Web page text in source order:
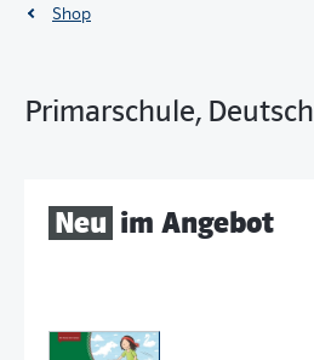
Shop
Primarschule, Deutsch
Neu im Angebot